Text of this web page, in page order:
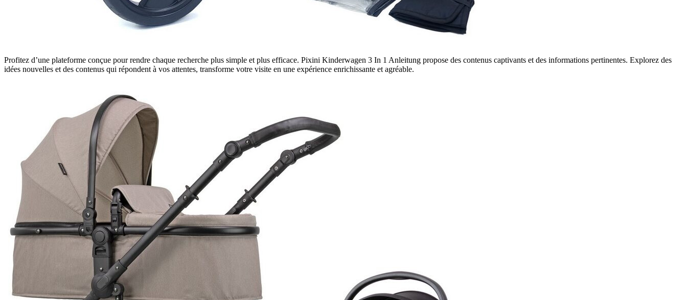
Profitez d’une plateforme conçue pour rendre chaque recherche plus simple et plus efficace. Pixini Kinderwagen 3 In 1 Anleitung propose des contenus captivants et des informations pertinentes. Explorez des
idées nouvelles et des contenus qui répondent à vos attentes, transforme votre visite en une expérience enrichissante et agréable.